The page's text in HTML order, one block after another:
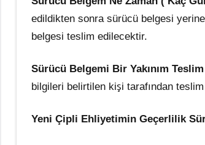
edildikten sonra sürücü belgesi
belgesi teslim edilecektir.
Sürücü Belgemi Bir Yakınım
bilgileri belirtilen kişi tarafından
Yeni Çipli Ehliyetimin Geçerlilik